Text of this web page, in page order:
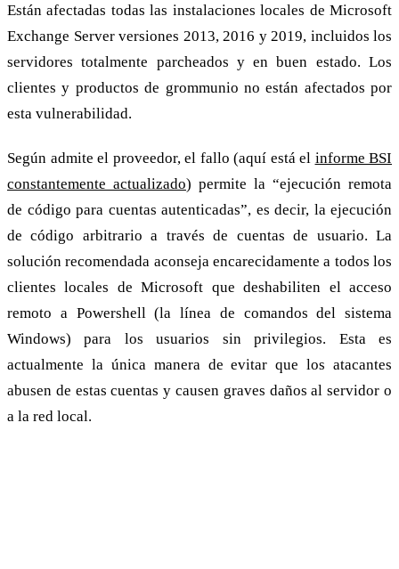
Están afectadas todas las instalaciones locales de Microsoft
Exchange Server versiones 2013, 2016 y 2019, incluidos los
servidores totalmente parcheados y en buen estado. Los
clientes y productos de grommunio no están afectados por
esta vulnerabilidad.
Según admite el proveedor, el fallo (aquí está el informe BSI
constantemente actualizado) permite la “ejecución remota
de código para cuentas autenticadas”, es decir, la ejecución
de código arbitrario a través de cuentas de usuario. La
solución recomendada aconseja encarecidamente a todos los
clientes locales de Microsoft que deshabiliten el acceso
remoto a Powershell (la línea de comandos del sistema
Windows) para los usuarios sin privilegios. Esta es
actualmente la única manera de evitar que los atacantes
abusen de estas cuentas y causen graves daños al servidor o
a la red local.